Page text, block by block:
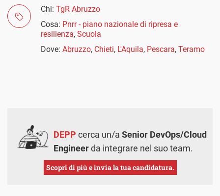
Chi: TgR Abruzzo
Cosa: Pnrr - piano nazionale di ripresa e
resilienza, Scuola
Dove: Abruzzo, Chieti, L'Aquila, Pescara, Teramo
DEPP cerca un/a Senior DevOps/Cloud
Engineerda integrare nel suo team.
Scopri di più e invia la tua candidatura.